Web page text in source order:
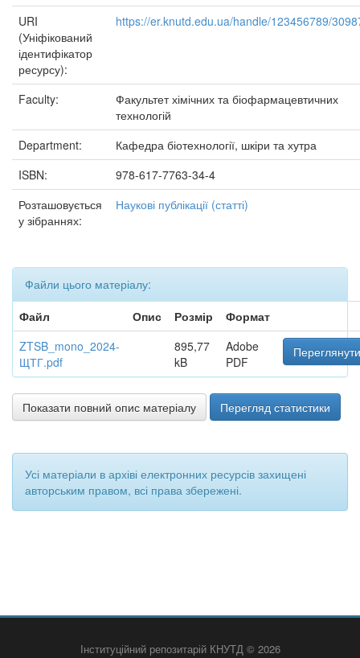
URI
(Уніфікований
ідентифікатор
ресурсу):
https://er.knutd.edu.ua/handle/123456789/
Faculty:
Факультет хімічних та біофармацевтичних
технологій
Department:
Кафедра біотехнології, шкіри та хутра
ISBN:
978-617-7763-34-4
Розташовується
у зібраннях:
Наукові публікації (статті)
Файли цього матеріалу:
Файл
Опис Розмір
Формат
ZTSB_mono_2024-
ЩТГ.pdf
895,77
kB
Adobe
PDF
Показати повний опис матеріалу Перегляд статистики
Усі матеріали в архіві електронних ресурсів захищені
авторським правом, всі права збережені.
Інституційний репозитарій КНУТД © 2026